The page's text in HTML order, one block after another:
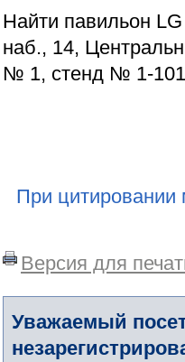
Найти павильон
наб., 14,
№ 1, стенд № 1-
При цитировании
Версия для
Уважаемый